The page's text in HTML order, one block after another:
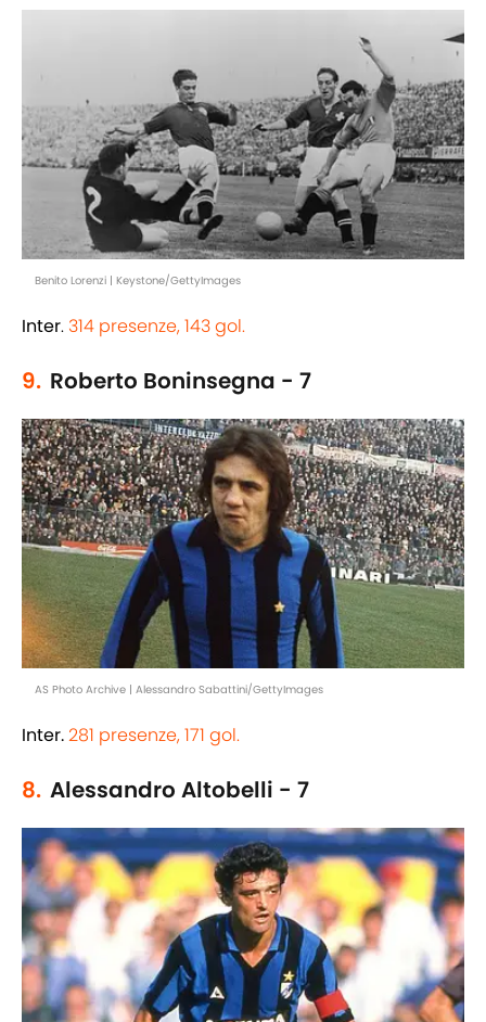
Benito Lorenzi | Keystone/GettyImages
Inter. 314 presenze, 143 gol.
9. Roberto Boninsegna - 7
AS Photo Archive | Alessandro Sabattini/GettyImages
Inter.281 presenze, 171 gol.
8. Alessandro Altobelli - 7